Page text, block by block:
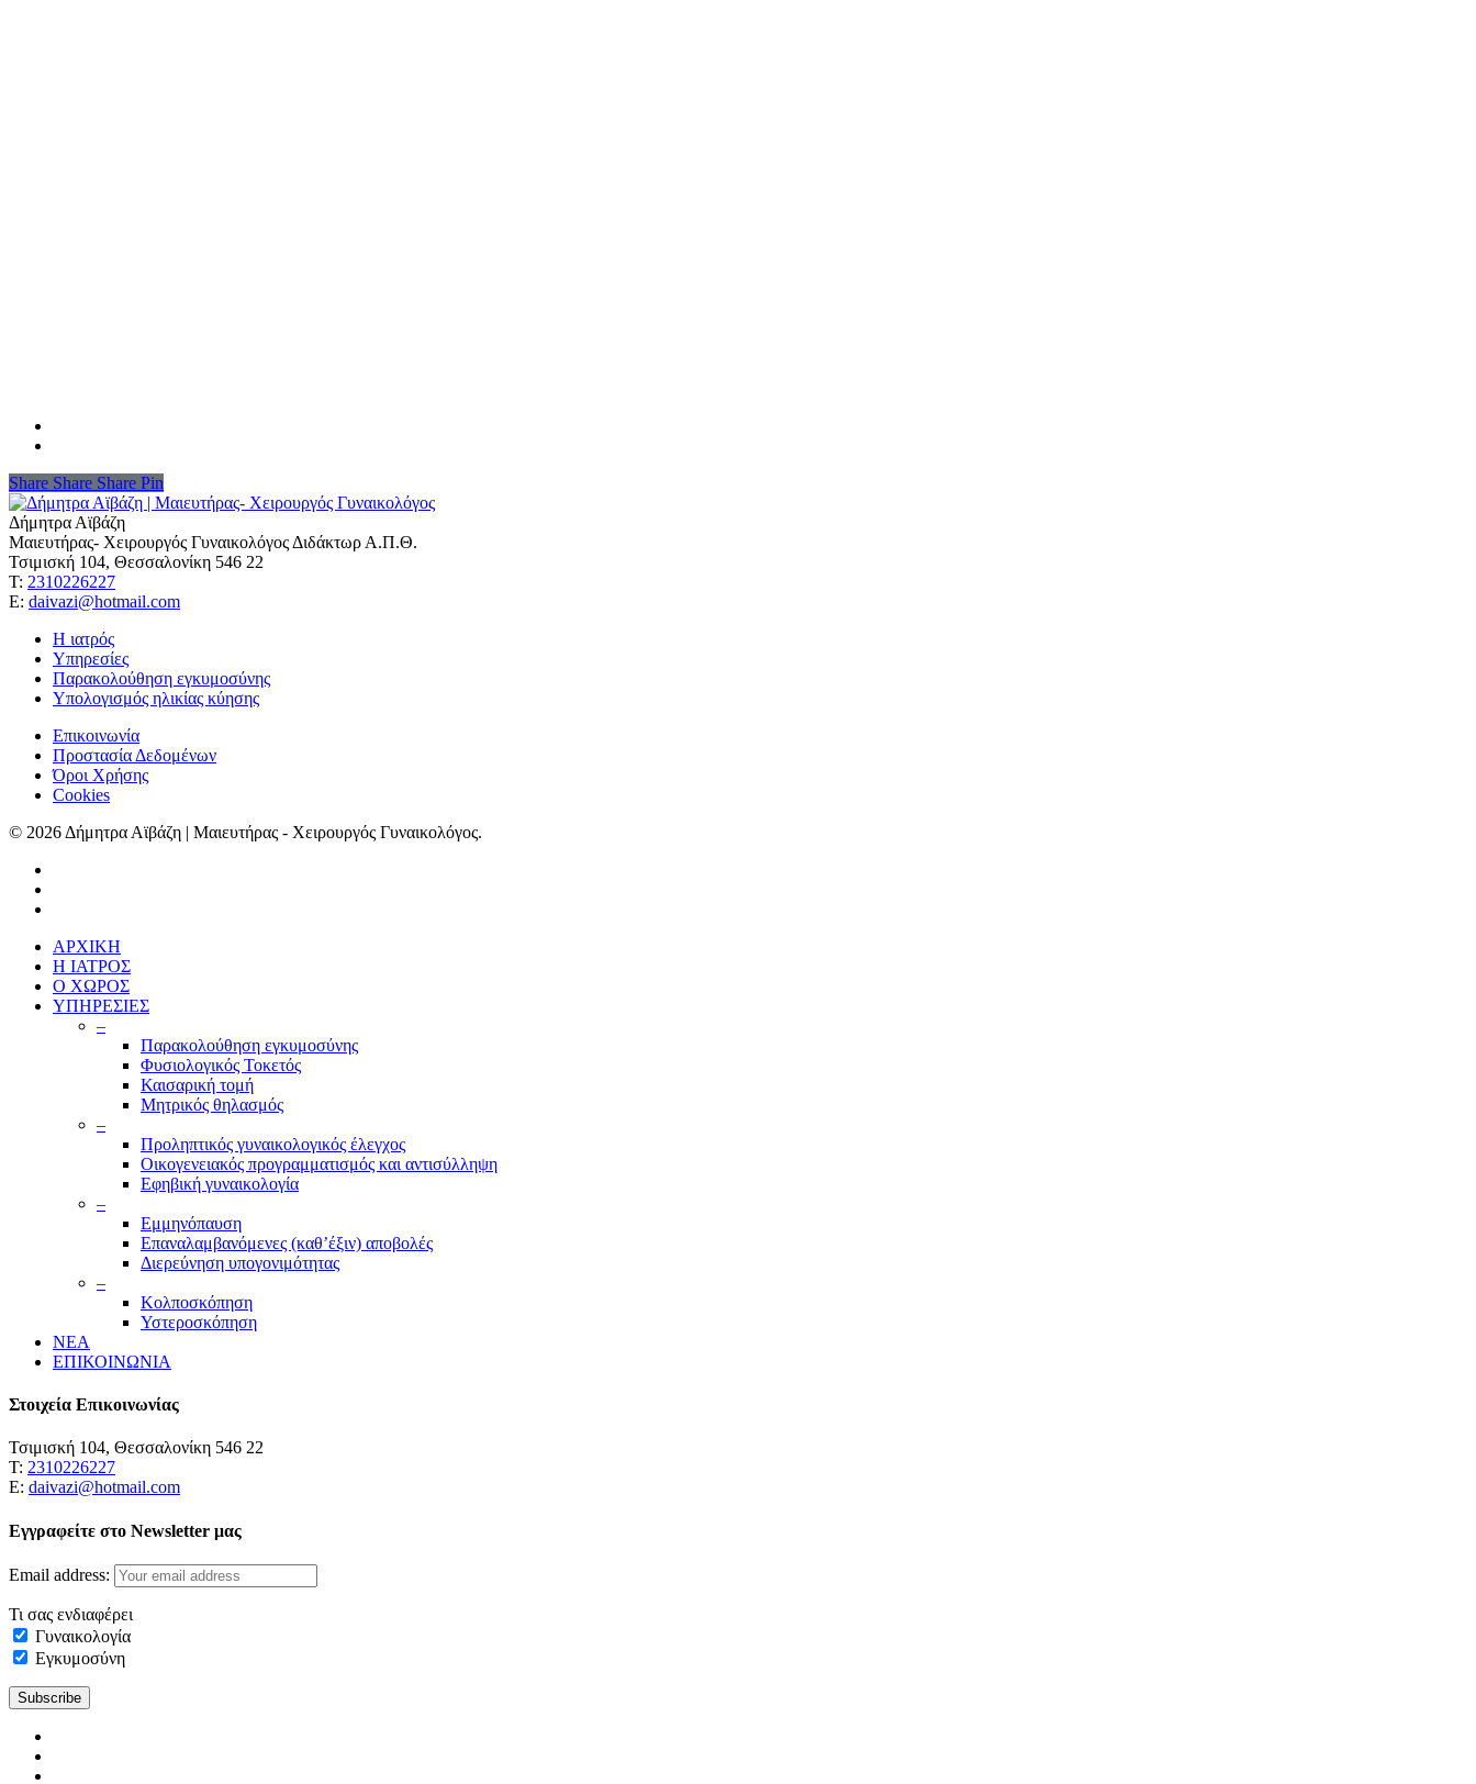
Share
Share Share Share Pin
Δήμητρα Αϊβάζη
Μαιευτήρας- Χειρουργός Γυναικολόγος Διδάκτωρ Α.Π.Θ.
Τσιμισκή 104, Θεσσαλονίκη 546 22
Τ: 2310226227
Ε: daivazi@hotmail.com
Η ιατρός
Υπηρεσίες
Παρακολούθηση εγκυμοσύνης
Υπολογισμός ηλικίας κύησης
Επικοινωνία
Προστασία Δεδομένων
Όροι Χρήσης
Cookies
© 2026 Δήμητρα Αϊβάζη | Μαιευτήρας - Χειρουργός Γυναικολόγος.
ΑΡΧΙΚΗ
Η ΙΑΤΡΟΣ
Ο ΧΩΡΟΣ
ΥΠΗΡΕΣΙΕΣ
–
Παρακολούθηση εγκυμοσύνης
Φυσιολογικός Τοκετός
Καισαρική τομή
Μητρικός θηλασμός
–
Προληπτικός γυναικολογικός έλεγχος
Οικογενειακός προγραμματισμός και αντισύλληψη
Εφηβική γυναικολογία
–
Εμμηνόπαυση
Επαναλαμβανόμενες (καθ’έξιν) αποβολές
Διερεύνηση υπογονιμότητας
–
Κολποσκόπηση
Υστεροσκόπηση
ΝΕΑ
ΕΠΙΚΟΙΝΩΝΙΑ
Στοιχεία Επικοινωνίας
Τσιμισκή 104, Θεσσαλονίκη 546 22
Τ: 2310226227
Ε: daivazi@hotmail.com
Εγγραφείτε στο Newsletter μας
Email address:
Τι σας ενδιαφέρει
Γυναικολογία
Εγκυμοσύνη